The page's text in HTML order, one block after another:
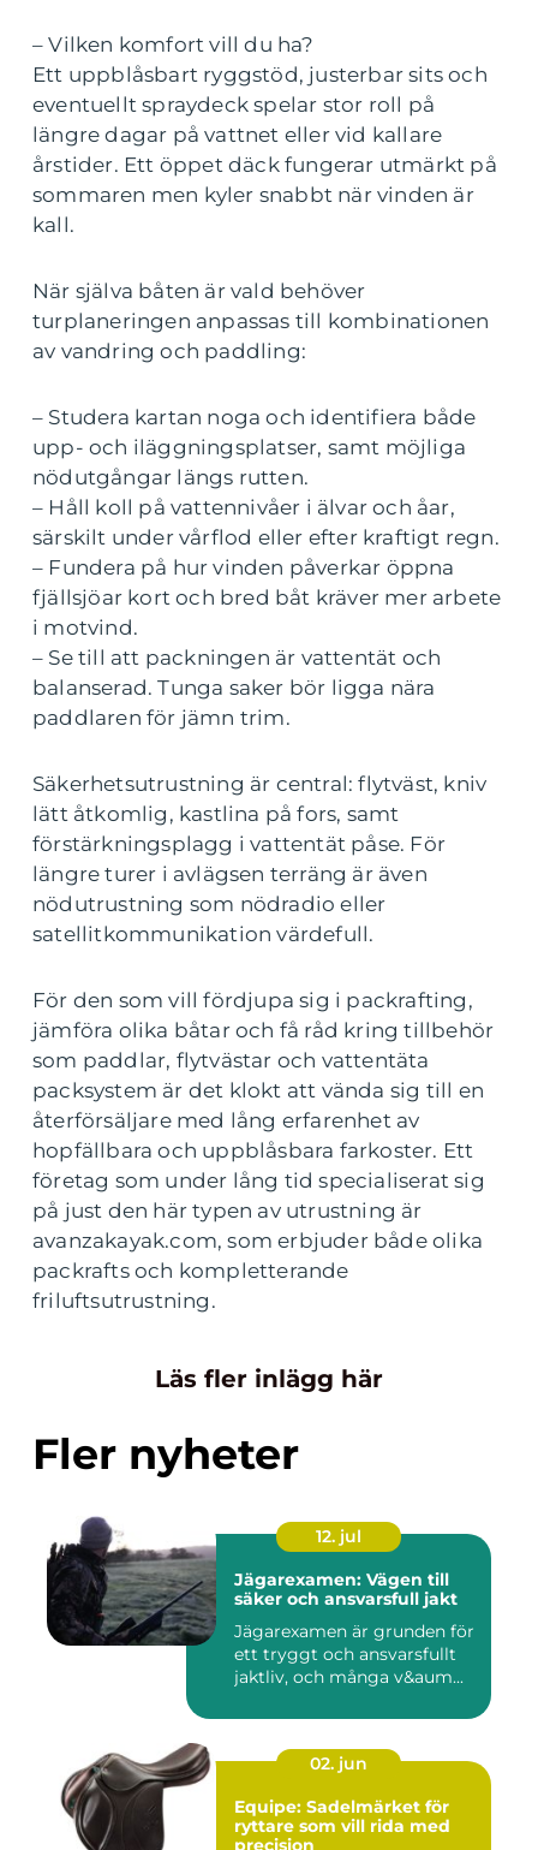
– Vilken komfort vill du ha?
Ett uppblåsbart ryggstöd, justerbar sits och
eventuellt spraydeck spelar stor roll på
längre dagar på vattnet eller vid kallare
årstider. Ett öppet däck fungerar utmärkt på
sommaren men kyler snabbt när vinden är
kall.
När själva båten är vald behöver
turplaneringen anpassas till kombinationen
av vandring och paddling:
– Studera kartan noga och identifiera både
upp- och iläggningsplatser, samt möjliga
nödutgångar längs rutten.
– Håll koll på vattennivåer i älvar och åar,
särskilt under vårflod eller efter kraftigt regn.
– Fundera på hur vinden påverkar öppna
fjällsjöar kort och bred båt kräver mer arbete
i motvind.
– Se till att packningen är vattentät och
balanserad. Tunga saker bör ligga nära
paddlaren för jämn trim.
Säkerhetsutrustning är central: flytväst, kniv
lätt åtkomlig, kastlina på fors, samt
förstärkningsplagg i vattentät påse. För
längre turer i avlägsen terräng är även
nödutrustning som nödradio eller
satellitkommunikation värdefull.
För den som vill fördjupa sig i packrafting,
jämföra olika båtar och få råd kring tillbehör
som paddlar, flytvästar och vattentäta
packsystem är det klokt att vända sig till en
återförsäljare med lång erfarenhet av
hopfällbara och uppblåsbara farkoster. Ett
företag som under lång tid specialiserat sig
på just den här typen av utrustning är
avanzakayak.com, som erbjuder både olika
packrafts och kompletterande
friluftsutrustning.
Läs fler inlägg här
Fler nyheter
12. jul
Jägarexamen: Vägen till
säker och ansvarsfull jakt
Jägarexamen är grunden för
ett tryggt och ansvarsfullt
jaktliv, och många v&aum...
02. jun
Equipe: Sadelmärket för
ryttare som vill rida med
precision